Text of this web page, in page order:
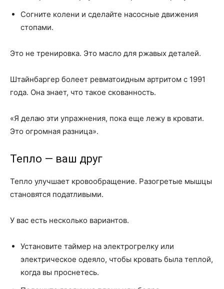
Согните колени и сделайте насосные движения
стопами.
Это не тренировка. Это масло для ржавых деталей.
Штайнбаргер болеет ревматоидным артритом с 1991
года. Она знает, что такое скованность.
«Я делаю эти упражнения, пока еще лежу в кровати.
Это огромная разница».
Тепло — ваш друг
Тепло улучшает кровообращение. Разогретые мышцы
становятся податливыми.
У вас есть несколько вариантов.
Установите таймер на электрогрелку или
электрическое одеяло, чтобы кровать была теплой,
когда вы проснетесь.